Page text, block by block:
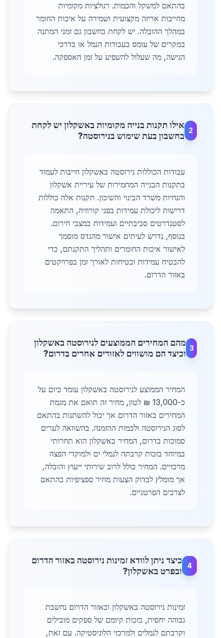
בהתאם למשקל והכמות. רגולציות מקומיות
מחייבות אריזה מקצועית ושמירה על איכות החומר
במהלך ההובלה. יש לקחת בחשבון גם זמני המתנה
במקרים של עומס בעבודות הנמל או בדרכי
הגישה, מה שעלול להשפיע על זמן האספקה.
2
אילו תקנות בנייה מקומיות באשקלון יש לקחת
בחשבון בעת שימוש בנירוסטה?
עבודות הכוללות נירוסטה באשקלון חייבות לעמוד
בתקנות הבנייה המחמירות של עיריית אשקלון
והנחיות משרד הבינוי והשיכון. תקנות אלה כוללות
דרישות ליכולת עמידות בפני קורוזיה, התאמה
לסטנדרטים סביבתיים ועמידות במצבי חירום.
בנוסף, נדרש לעיתים אישור מהנדס מוסמך
לאישור איכות החומרים ותהליך התקנתם, כדי
להבטיח עמידות ובטיחות לאורך זמן בפרויקטים
באזור הדרום.
3
מהם המחירים הממוצעים לנירוסטה באשקלון
וכיצד הם מושווים לאזורים אחרים בדרום?
המחיר הממוצע לנירוסטה באשקלון עומד כיום על
כ-13,000 ₪ לטון, מחיר זה תואם את מגמת
המחירים באזור הדרום אך יכול להשתנות בהתאם
לסוג הנירוסטה ולכמות ההזמנה. בהשוואה לערים
סמוכות בדרום, המחיר באשקלון הוא תחרותי
במיוחד בזכות קרבתה לנמלי ים ולמוקדי הפצה
מרכזיים. המחיר כולל לרוב שירותי ייעוץ והובלה,
אך מומלץ לבדוק הצעות מחיר ספציפיות בהתאם
לצרכים הפרטניים.
4
כיצד ניתן לוודא זמינות נירוסטה באזור הדרום
ובפרט באשקלון?
זמינות נירוסטה באשקלון ובאזור הדרום נחשבת
גבוהה יחסית, בזכות קיומם של ספקים מובילים
וקרבתם לנמלים ולמרכזי הלוגיסטיקה. עם זאת,